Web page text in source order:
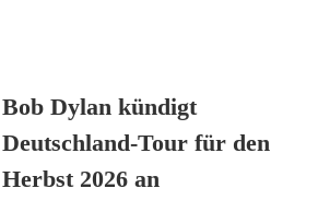
Bob Dylan kündigt
Deutschland-Tour für den
Herbst 2026 an